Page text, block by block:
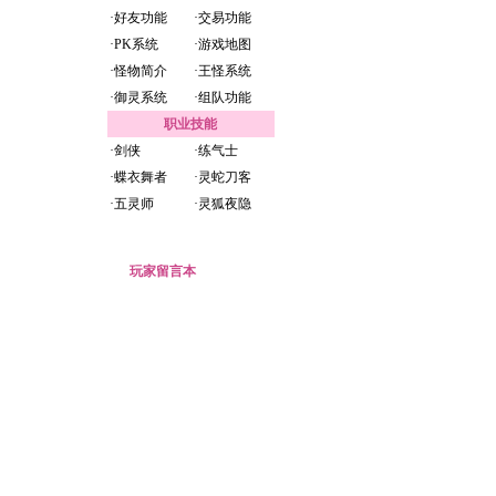
·好友功能 ·交易功能
·PK系统 ·游戏地图
·怪物简介 ·王怪系统
·御灵系统 ·组队功能
职业技能
·剑侠 ·练气士
·蝶衣舞者 ·灵蛇刀客
·五灵师 ·灵狐夜隐
玩家留言本